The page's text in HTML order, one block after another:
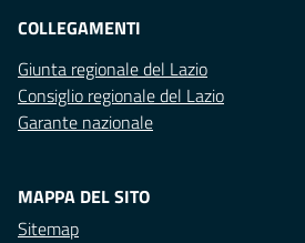
COLLEGAMENTI
Giunta regionale del Lazio
Consiglio regionale del Lazio
Garante nazionale
MAPPA DEL SITO
Sitemap